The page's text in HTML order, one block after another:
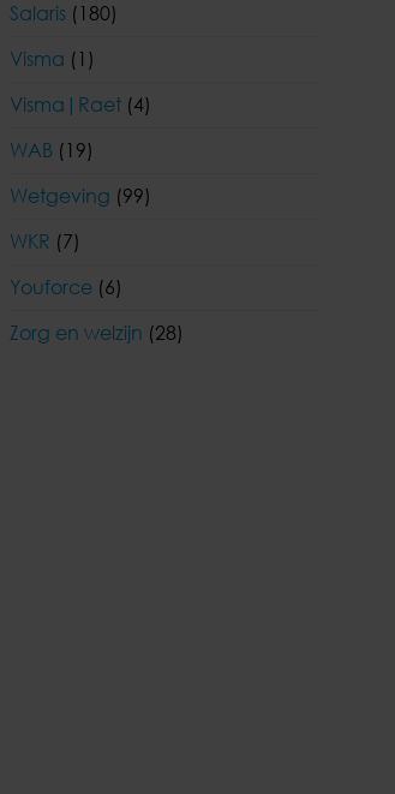
Salaris (180)
Visma (1)
Visma|Raet (4)
WAB (19)
Wetgeving (99)
WKR (7)
Youforce (6)
Zorg en welzijn (28)